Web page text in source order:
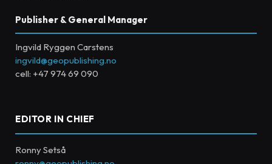
Publisher & General Manager
Ingvild Ryggen Carstens
ingvild@geopublishing.no
cell: +47 974 69 090
EDITOR IN CHIEF
Ronny Setså